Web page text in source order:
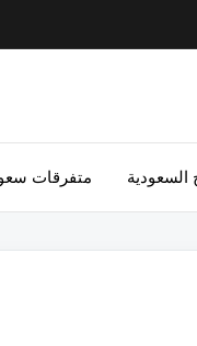
السعودية متفرقات